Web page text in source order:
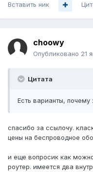
Вставить ник
choowy
Опубликовано 21
Цитата
Есть варианты,
спасибо за ссылочу.
цены на беспроводное
и еще вопросик как
роутер. имеется два